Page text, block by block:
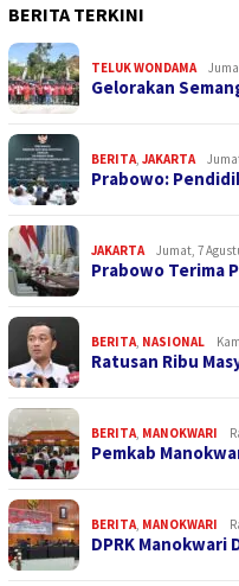
BERITA TERKINI
TELUK WONDAMA
Gelorakan
BERITA, JAKARTA
Prabowo:
JAKARTA Jumat, 7
Prabowo Terima
BERITA, NASIONAL
Ratusan Ribu
BERITA, MANOKWARI
Pemkab
BERITA, MANOKWARI
DPRK